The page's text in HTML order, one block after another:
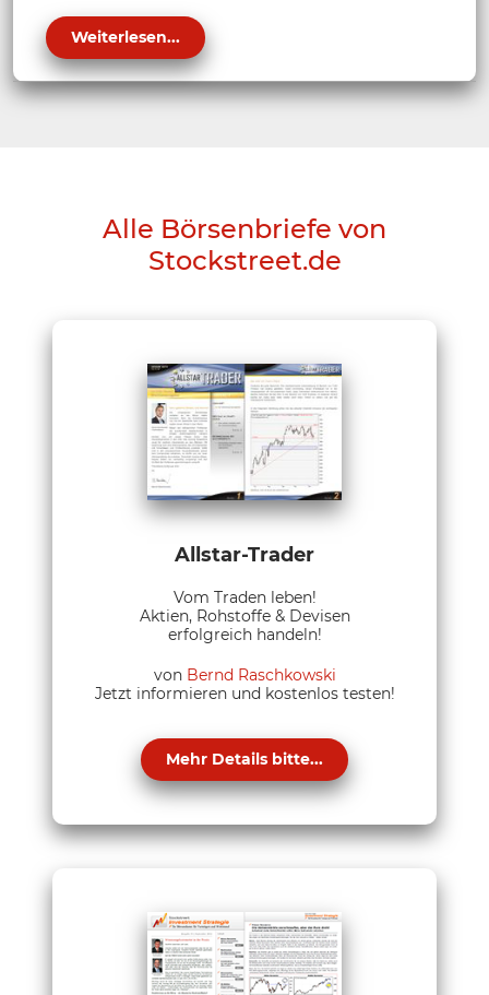
Weiterlesen...
Alle Börsenbriefe von
Stockstreet.de
Allstar-Trader
Vom Traden leben!
Aktien, Rohstoffe & Devisen
erfolgreich handeln!
von Bernd Raschkowski
Jetzt informieren und kostenlos testen!
Mehr Details bitte...